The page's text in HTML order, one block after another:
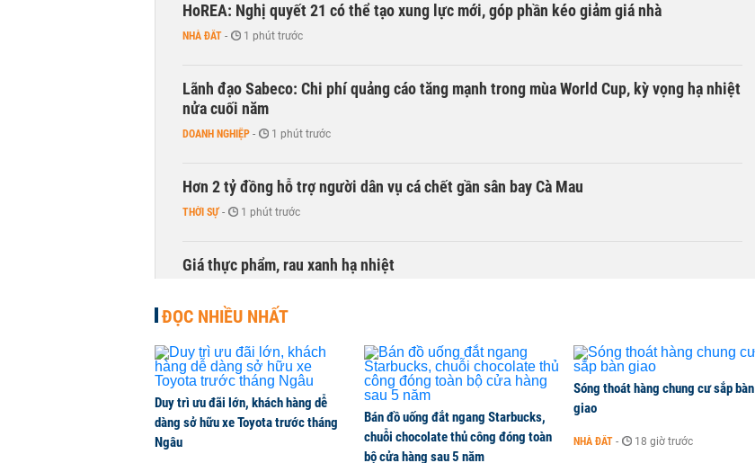
HoREA: Nghị quyết 21 có thể tạo xung lực mới, góp phần kéo giảm giá nhà
NHÀ ĐẤT - 1 phút trước
Lãnh đạo Sabeco: Chi phí quảng cáo tăng mạnh trong mùa World Cup, kỳ vọng hạ nhiệt
nửa cuối năm
DOANH NGHIỆP - 1 phút trước
Hơn 2 tỷ đồng hỗ trợ người dân vụ cá chết gần sân bay Cà Mau
THỜI SỰ - 1 phút trước
Giá thực phẩm, rau xanh hạ nhiệt
Hơn 3.700 nhân sự rời ngành ngân hàng sau nửa đầu năm 2026
TÀI CHÍNH - 1 phút trước
Dow Jones tăng hơn 250 điểm, tiếp tục lập kỷ lục mới
ĐỌC NHIỀU NHẤT
Duy trì ưu đãi lớn, khách hàng dễ
dàng sở hữu xe Toyota trước tháng
Ngâu
Bán đồ uống đắt ngang Starbucks,
chuỗi chocolate thủ công đóng toàn
bộ cửa hàng sau 5 năm
Sóng thoát hàng chung cư sắp bàn
giao
NHÀ ĐẤT - 18 giờ trước